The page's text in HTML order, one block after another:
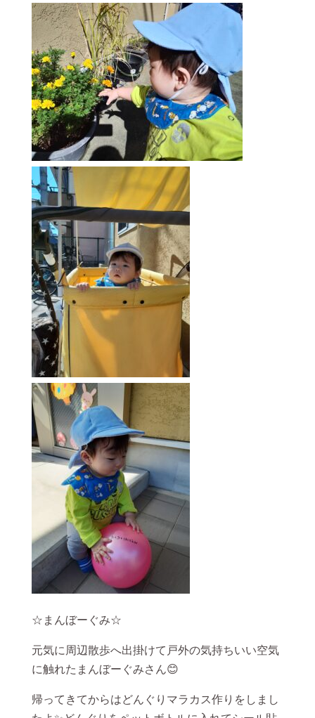
☆まんぼーぐみ☆
元気に周辺散歩へ出掛けて戸外の気持ちいい空気
に触れたまんぼーぐみさん😊
帰ってきてからはどんぐりマラカス作りをしまし